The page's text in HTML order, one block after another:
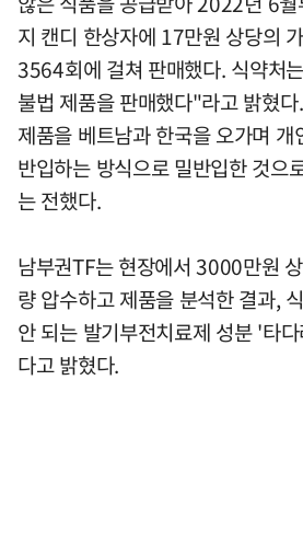
지 캔디 한상자에 17만원 상당의
3564회에 걸쳐 판매했다. 식약처
불법 제품을 판매했다"라고 밝혔
제품을 베트남과 한국을 오가며 개
반입하는 방식으로 밀반입한 것으
는 전했다.
남부권TF는 현장에서 3000만원
량 압수하고 제품을 분석한 결과,
안 되는 발기부전치료제 성분 '타
다고 밝혔다.